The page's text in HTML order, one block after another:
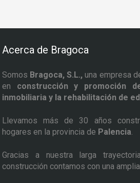
Acerca de Bragoca
Somos Bragoca, S.L.,una empresa
en construcción y promoción
inmobiliaria y la rehabilitación de
Llevamos más de 30 años
hogares en la provincia de Palencia.
Gracias a nuestra larga
construcción contamos con una